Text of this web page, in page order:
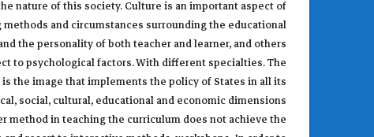
nature of this society. Culture is an important aspect of
and circumstances surrounding the educational
the personality of both teacher and learner, and others.
to psychological factors. With different specialties. The
the image that implements the policy of States in all its
social, cultural, educational and economic dimensions.
method in teaching the curriculum does not achieve the